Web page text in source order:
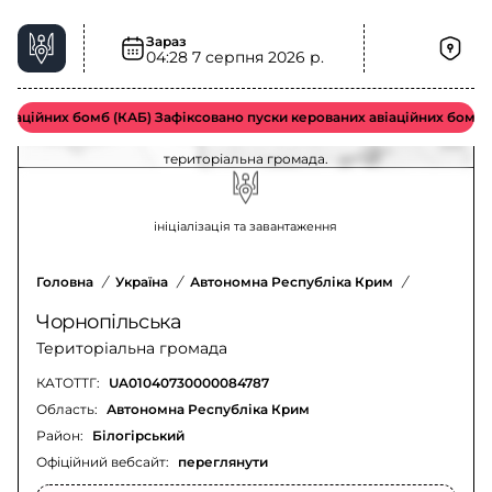
Зараз
04:28 7 серпня 2026 р.
бомб (КАБ) Зафіксовано пуски керованих авіаційних бомб
Шквальний вітер у Чорнопільська
територіальна громада – актуальна ситуація
Оновлення щодо шквального вітру у Чорнопільська
територіальна громада.
ініціалізація та завантаження
Головна / Україна / Автономна Республіка Крим /
Чорнопільська
Територіальна громада
КАТОТТГ: UA01040730000084787
Офіційний вебсайт: переглянути
Область: Автономна Республіка Крим
Район:
Білогірський